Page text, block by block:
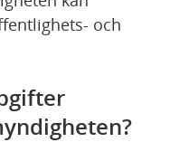
och